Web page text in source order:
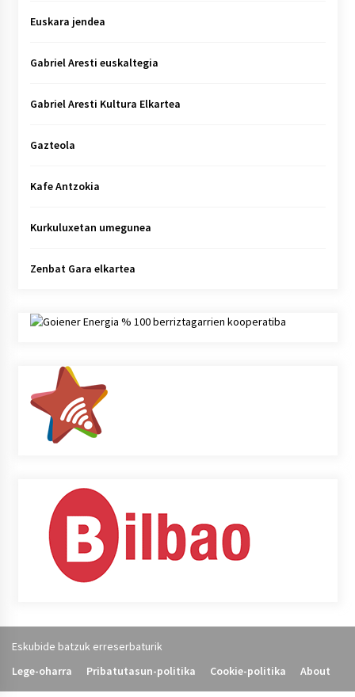
Euskara jendea
Gabriel Aresti euskaltegia
Gabriel Aresti Kultura Elkartea
Gazteola
Kafe Antzokia
Kurkuluxetan umegunea
Zenbat Gara elkartea
Eskubide batzuk erreserbaturik
Lege-oharra
Pribatutasun-politika Cookie-politika About